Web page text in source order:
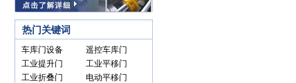
热门关键词
车库门设备
遥控车库门
工业提升门
工业平移门
工业折叠门
电动平移门